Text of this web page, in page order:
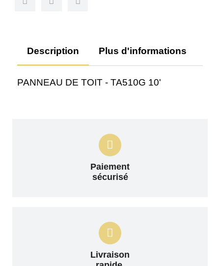
Description Plus d'informations
PANNEAU DE TOIT - TA510G 10'
Paiement
sécurisé
Livraison